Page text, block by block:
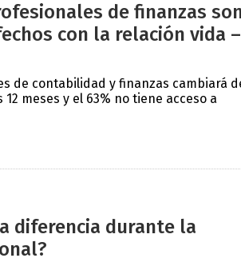
de finanzas
con la relación vida –
de contabilidad y finanzas cambiará
meses y el 63% no tiene acceso a
diferencia durante la